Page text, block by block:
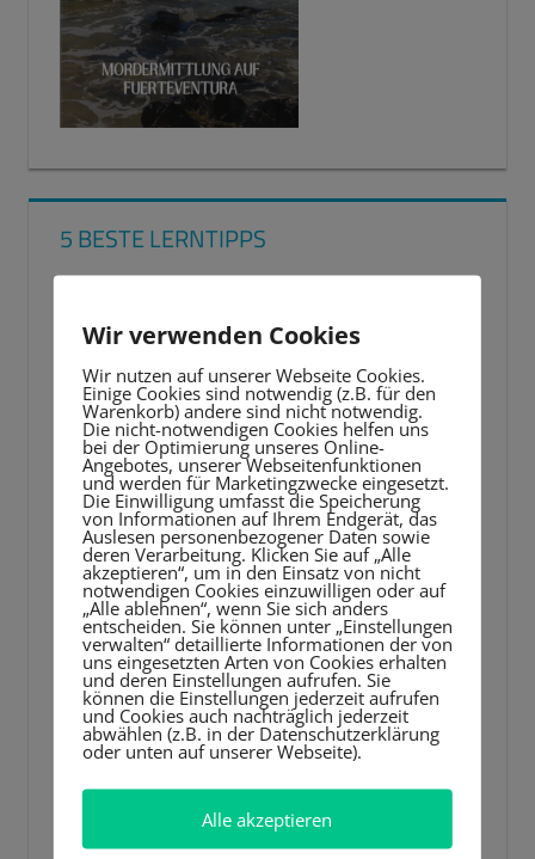
5 BESTE LERNTIPPS
Player
Wir verwenden Cookies
Wir nutzen auf unserer Webseite Cookies.
Einige Cookies sind notwendig (z.B. für den
Warenkorb) andere sind nicht notwendig.
Die nicht-notwendigen Cookies helfen uns
bei der Optimierung unseres Online-
Angebotes, unserer Webseitenfunktionen
und werden für Marketingzwecke eingesetzt.
Die Einwilligung umfasst die Speicherung
von Informationen auf Ihrem Endgerät, das
Auslesen personenbezogener Daten sowie
deren Verarbeitung. Klicken Sie auf „Alle
akzeptieren“, um in den Einsatz von nicht
notwendigen Cookies einzuwilligen oder auf
„Alle ablehnen“, wenn Sie sich anders
entscheiden. Sie können unter „Einstellungen
verwalten“ detaillierte Informationen der von
uns eingesetzten Arten von Cookies erhalten
und deren Einstellungen aufrufen. Sie
können die Einstellungen jederzeit aufrufen
und Cookies auch nachträglich jederzeit
abwählen (z.B. in der Datenschutzerklärung
oder unten auf unserer Webseite).
Alle akzeptieren